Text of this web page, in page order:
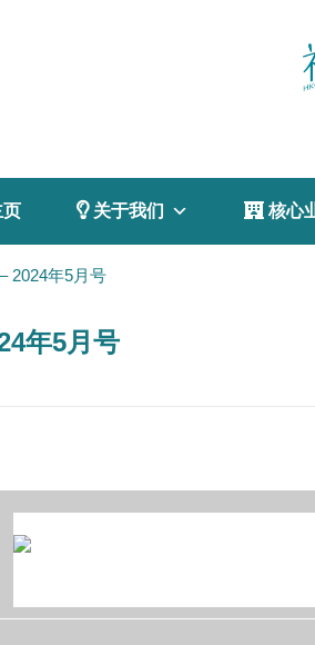
 关于我们  核心
2024年5月号
年5月号